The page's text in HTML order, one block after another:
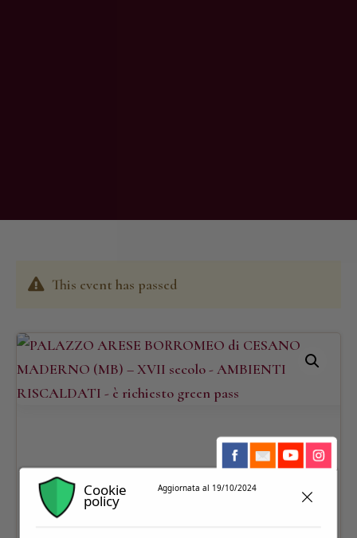
This event has passed
Cookie
policy
Aggiornata al 19/10/2024